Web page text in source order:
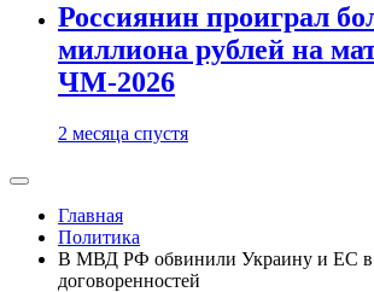
Россиянин проиграл
миллиона рублей на
ЧМ-2026
2 месяца спустя
Главная
Политика
В МВД РФ обвинили Украину и ЕС в
договоренностей